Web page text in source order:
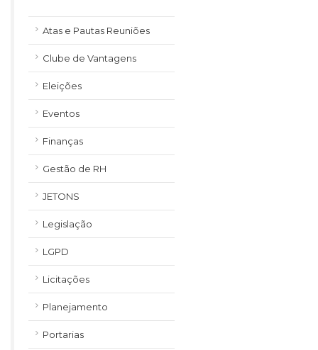
Atas e Pautas Reuniões
Clube de Vantagens
Eleições
Eventos
Finanças
Gestão de RH
JETONS
Legislação
LGPD
Licitações
Planejamento
Portarias